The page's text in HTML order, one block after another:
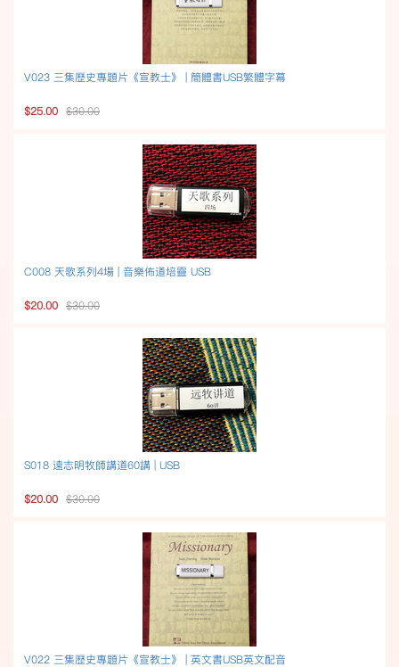
V023 三集歷史專題片《宣教士》 | 簡體書USB繁體字幕
$25.00 $30.00
C008 天歌系列4場 | 音樂佈道培靈 USB
$20.00 $30.00
S018 遠志明牧師講道60講 | USB
$20.00 $30.00
V022 三集歷史專題片《宣教士》 | 英文書USB英文配音